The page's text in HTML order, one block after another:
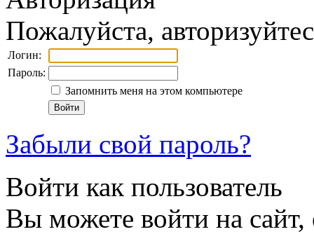
Пожалуйста,
Логин:
Пароль:
Запомнить меня на этом компьютере
Забыли свой пароль?
Войти как пользователь
Вы можете войти на сайт,